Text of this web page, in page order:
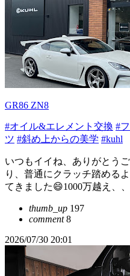
GR86 ZN8
#オイル&エレメント交換 #
ツ #斜め上からの美学 #kuhl
いつもイイね、ありがとう
り、普通にクラッチ踏める
てきました😄1000万越え、
thumb_up 197
comment8
2026/07/30 20:01